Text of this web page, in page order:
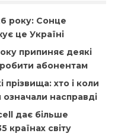
року: Сонце
це Україні
припиняє деякі
абонентам
прізвища: хто і коли
насправді
дає більше
країнах світу